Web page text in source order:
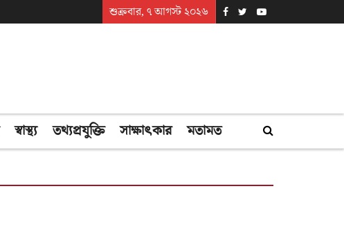
শুক্রবার, ৭ আগস্ট ২০২৬
স্বাস্থ্য তথ্যপ্রযুক্তি সাক্ষাৎকার মতামত